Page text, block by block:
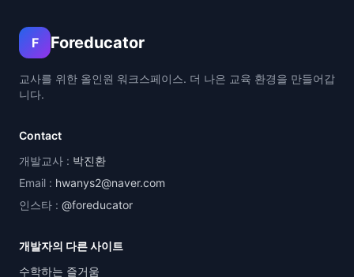
F Foreducator
교사를 위한 올인원 워크스페이스. 더 나은 교육 환경을 만들어갑
니다.
Contact
개발교사 : 박진환
Email : hwanys2@naver.com
인스타 : @foreducator
개발자의 다른 사이트
수학하는 즐거움